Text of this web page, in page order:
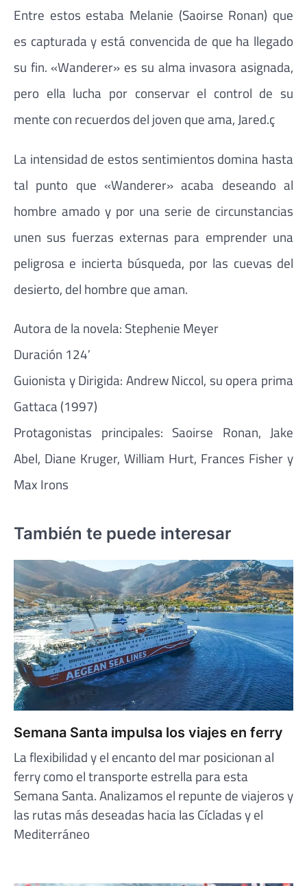
Entre estos estaba Melanie (Saoirse Ronan) que
es capturada y está convencida de que ha llegado
su fin. «Wanderer» es su alma invasora asignada,
pero ella lucha por conservar el control de su
mente con recuerdos del joven que ama, Jared.ç
La intensidad de estos sentimientos domina hasta
tal punto que «Wanderer» acaba deseando al
hombre amado y por una serie de circunstancias
unen sus fuerzas externas para emprender una
peligrosa e incierta búsqueda, por las cuevas del
desierto, del hombre que aman.
Autora de la novela: Stephenie Meyer
Duración 124′
Guionista y Dirigida: Andrew Niccol, su opera prima
Gattaca (1997)
Protagonistas principales: Saoirse Ronan, Jake
Abel, Diane Kruger, William Hurt, Frances Fisher y
Max Irons
También te puede interesar
Semana Santa impulsa los viajes en ferry
La flexibilidad y el encanto del mar posicionan al
ferry como el transporte estrella para esta
Semana Santa. Analizamos el repunte de viajeros y
las rutas más deseadas hacia las Cícladas y el
Mediterráneo